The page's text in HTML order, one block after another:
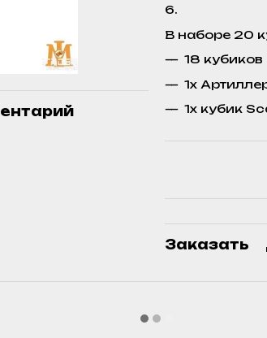
6.
В наборе 20
18
1x
1x кубик
Заказать